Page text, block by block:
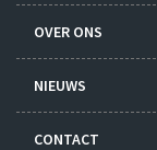
OVER ONS
NIEUWS
CONTACT